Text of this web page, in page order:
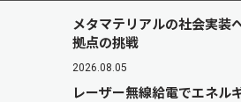
メタマテリアルの社会実
拠点の挑戦
2026.08.05
レーザー無線給電でエネル